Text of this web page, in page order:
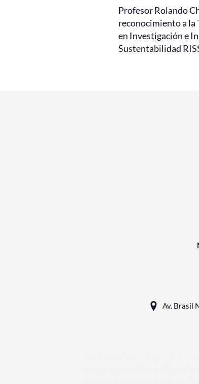
Profesor Rolando
reconocimiento a la
en Investigación e
Sustentabilidad
Av. Brasil